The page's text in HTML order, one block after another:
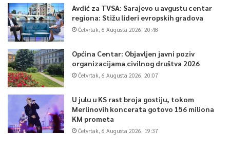
Avdić za TVSA: Sarajevo u avgustu centar
regiona: Stižu lideri evropskih gradova
Četvrtak, 6 Augusta 2026, 20:48
Općina Centar: Objavljen javni poziv
organizacijama civilnog društva 2026
Četvrtak, 6 Augusta 2026, 20:07
U julu u KS rast broja gostiju, tokom
Merlinovih koncerata gotovo 156 miliona
KM prometa
Četvrtak, 6 Augusta 2026, 19:37